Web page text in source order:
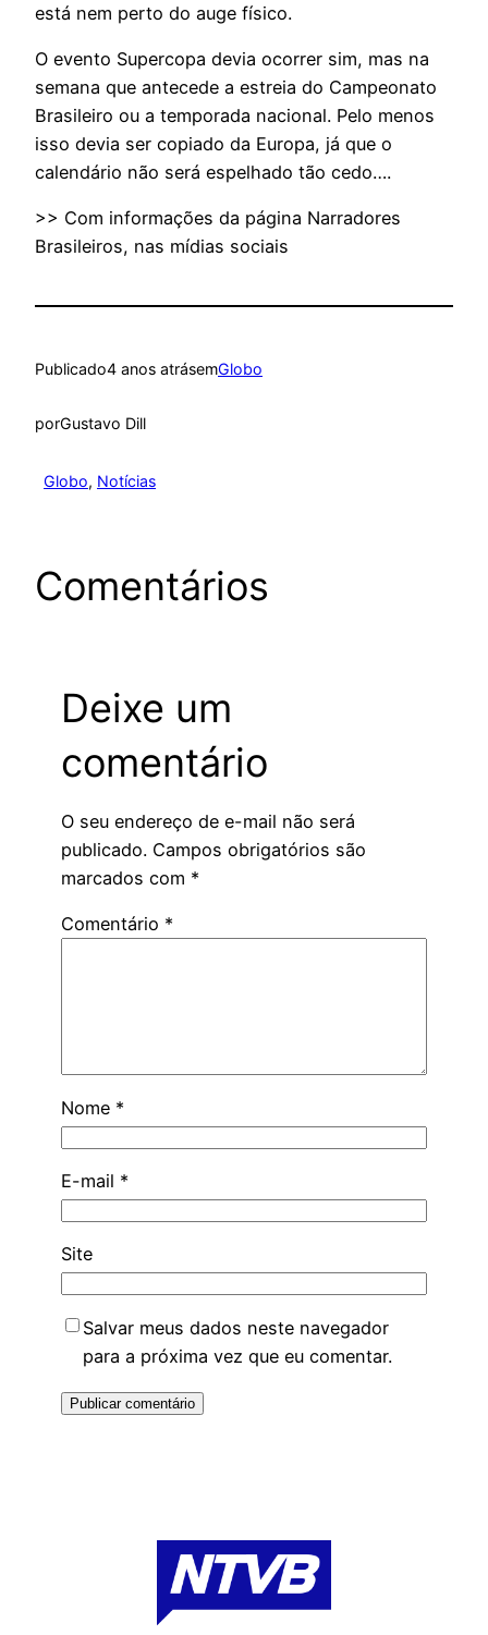
está nem perto do auge físico.
O evento Supercopa devia ocorrer sim, mas na
semana que antecede a estreia do Campeonato
Brasileiro ou a temporada nacional. Pelo menos
isso devia ser copiado da Europa, já que o
calendário não será espelhado tão cedo….
>> Com informações da página Narradores
Brasileiros, nas mídias sociais
Publicado4 anos atrásemGlobo
porGustavo Dill
Globo, Notícias
Comentários
Deixe um
comentário
O seu endereço de e-mail não será
publicado. Campos obrigatórios são
marcados com *
Comentário *
Nome *
E-mail *
Site
Salvar meus dados neste navegador
para a próxima vez que eu comentar.